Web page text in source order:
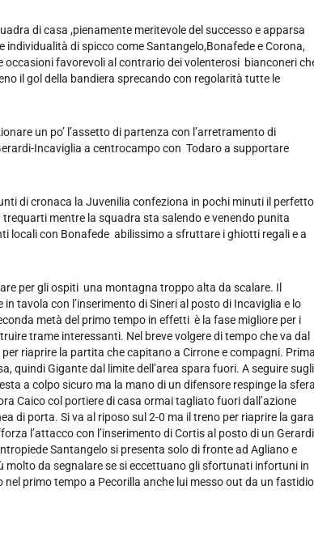
di casa ,pienamente meritevole del successo e apparsa
di spicco come Santangelo,Bonafede e Corona,
favorevoli al contrario dei volenterosi bianconeri
il gol della bandiera sprecando con regolarità tutte le
un po’ l’assetto di partenza con l’arretramento di
Incaviglia a centrocampo con Todaro a supportare
di cronaca la Juvenilia confeziona in pochi minuti il perfetto
mentre la squadra sta salendo e venendo punita
locali con Bonafede abilissimo a sfruttare i ghiotti regali e a
per gli ospiti una montagna troppo alta da scalare. Il
tavola con l’inserimento di Sineri al posto di Incaviglia e lo
metà del primo tempo in effetti è la fase migliore per i
trame interessanti. Nel breve volgere di tempo che va dal
riaprire la partita che capitano a Cirrone e compagni. Prima
quindi Gigante dal limite dell’area spara fuori. A seguire sugli
a colpo sicuro ma la mano di un difensore respinge la sfera
Caico col portiere di casa ormai tagliato fuori dall’azione
di porta. Si va al riposo sul 2-0 ma il treno per riaprire la gara
l’attacco con l’inserimento di Cortis al posto di un Gerardi
Santangelo si presenta solo di fronte ad Agliano e
da segnalare se si eccettuano gli sfortunati infortuni in
primo tempo a Pecorilla anche lui messo out da un fastidio